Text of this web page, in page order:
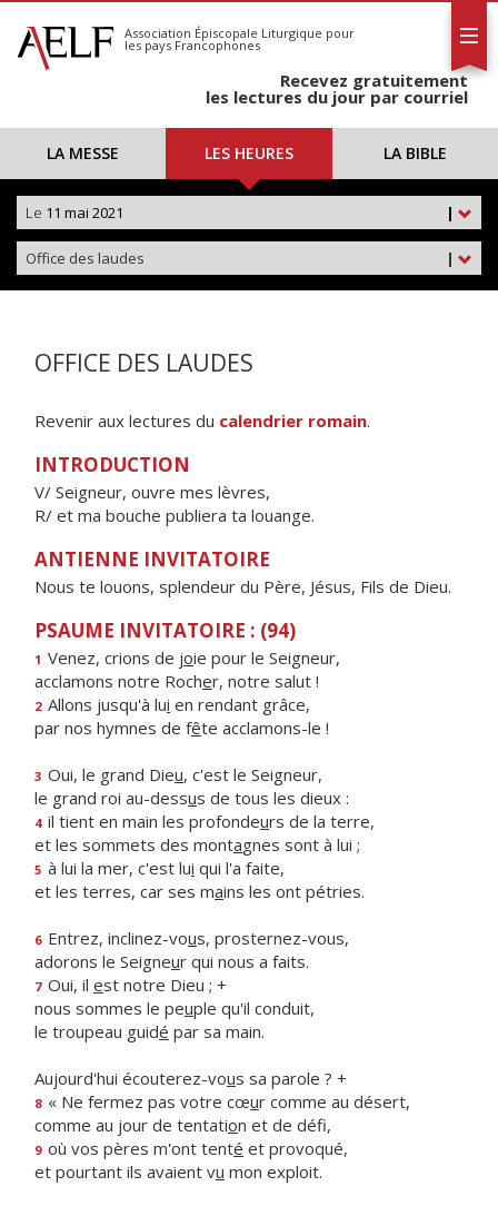
S'abonner
Calendrier
Association Épiscopale Liturgique pour
les pays Francophones
Recevez gratuitement
les lectures du jour par courriel
LA MESSE LES HEURES LA BIBLE
|
Le 11 mai 2021
|
Office des laudes
OFFICE DES LAUDES
Revenir aux lectures du calendrier romain.
INTRODUCTION
V/ Seigneur, ouvre mes lèvres,
R/ et ma bouche publiera ta louange.
ANTIENNE INVITATOIRE
Nous te louons, splendeur du Père, Jésus, Fils de Dieu.
PSAUME INVITATOIRE : (94)
1 Venez, crions de joie pour le Seigneur,
acclamons notre Rocher, notre salut !
2 Allons jusqu'à lui en rendant grâce,
par nos hymnes de fête acclamons-le !
3 Oui, le grand Dieu, c'est le Seigneur,
le grand roi au-dessus de tous les dieux :
4 il tient en main les profondeurs de la terre,
et les sommets des montagnes sont à lui ;
5 à lui la mer, c'est lui qui l'a faite,
et les terres, car ses mains les ont pétries.
6 Entrez, inclinez-vous, prosternez-vous,
adorons le Seigneur qui nous a faits.
7 Oui, il est notre Dieu ; +
nous sommes le peuple qu'il conduit,
le troupeau guidé par sa main.
Aujourd'hui écouterez-vous sa parole ? +
8 « Ne fermez pas votre cœur comme au désert,
comme au jour de tentation et de défi,
9 où vos pères m'ont tenté et provoqué,
et pourtant ils avaient vu mon exploit.